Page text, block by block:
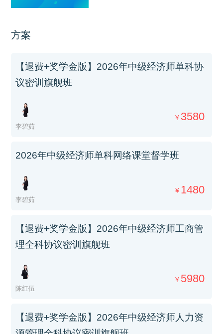
方案
【退费+奖学金版】2026年中级经济师单科协
议密训旗舰班
李碧茹
¥ 3580
2026年中级经济师单科网络课堂督学班
李碧茹
¥ 1480
【退费+奖学金版】2026年中级经济师工商管
理全科协议密训旗舰班
陈红伍
¥ 5980
【退费+奖学金版】2026年中级经济师人力资